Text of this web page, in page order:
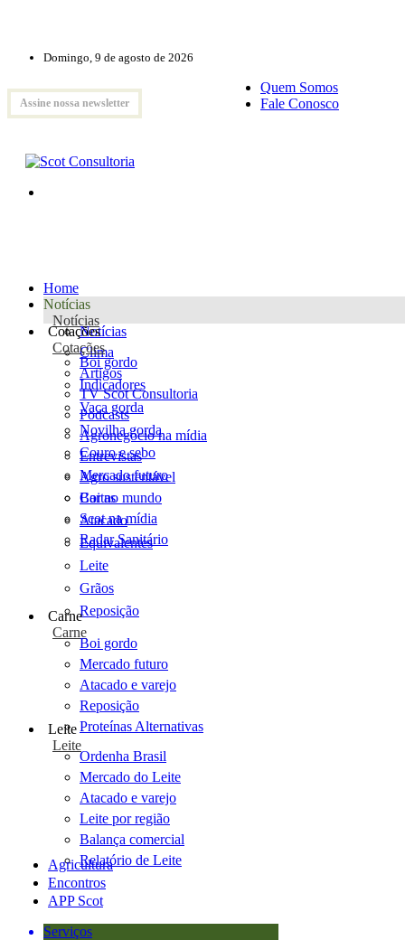
Domingo, 9 de agosto de 2026
Assine nossa newsletter
Quem Somos
Fale Conosco
Home
Notícias
Notícias
Notícias
Clima
Artigos
TV Scot Consultoria
Podcasts
Agronegócio na mídia
Entrevistas
Agro sustentável
Cartas
Scot na mídia
Radar Sanitário
Cotações
Cotações
Boi gordo
Indicadores
Vaca gorda
Novilha gorda
Couro e sebo
Mercado futuro
Boi no mundo
Atacado
Equivalentes
Leite
Grãos
Reposição
Carne
Carne
Boi gordo
Mercado futuro
Atacado e varejo
Reposição
Proteínas Alternativas
Leite
Leite
Ordenha Brasil
Mercado do Leite
Atacado e varejo
Leite por região
Balança comercial
Relatório de Leite
Agricultura
Encontros
APP Scot
Serviços